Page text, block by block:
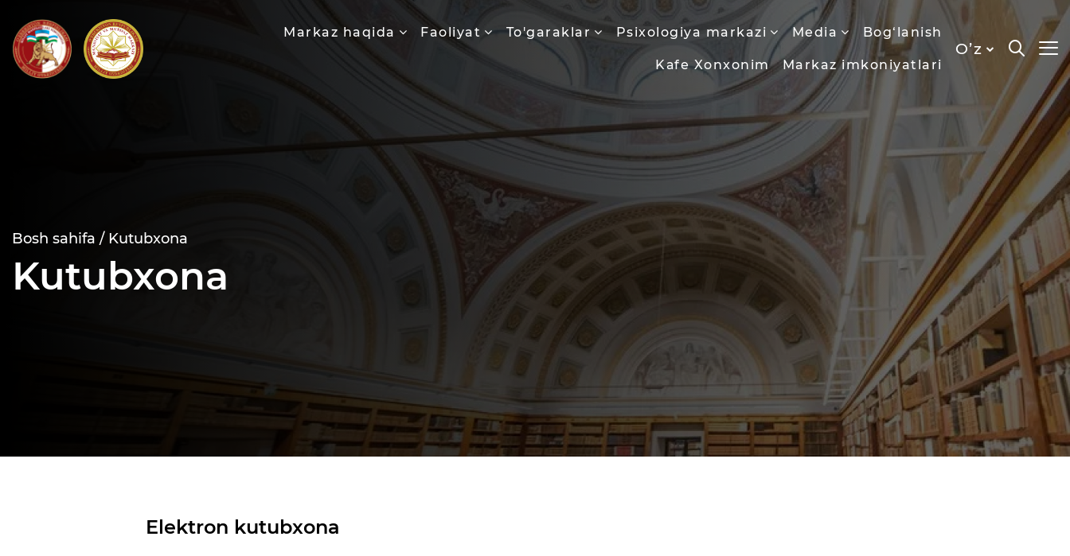
Markaz haqida Faoliyat To'garaklar Psixologiya markazi Media Bog‘lanish
Kаfе Xonxonim Markaz imkoniyatlari
O’z
Bosh sahifa / Kutubxona
Kutubxona
Elektron kutubxona